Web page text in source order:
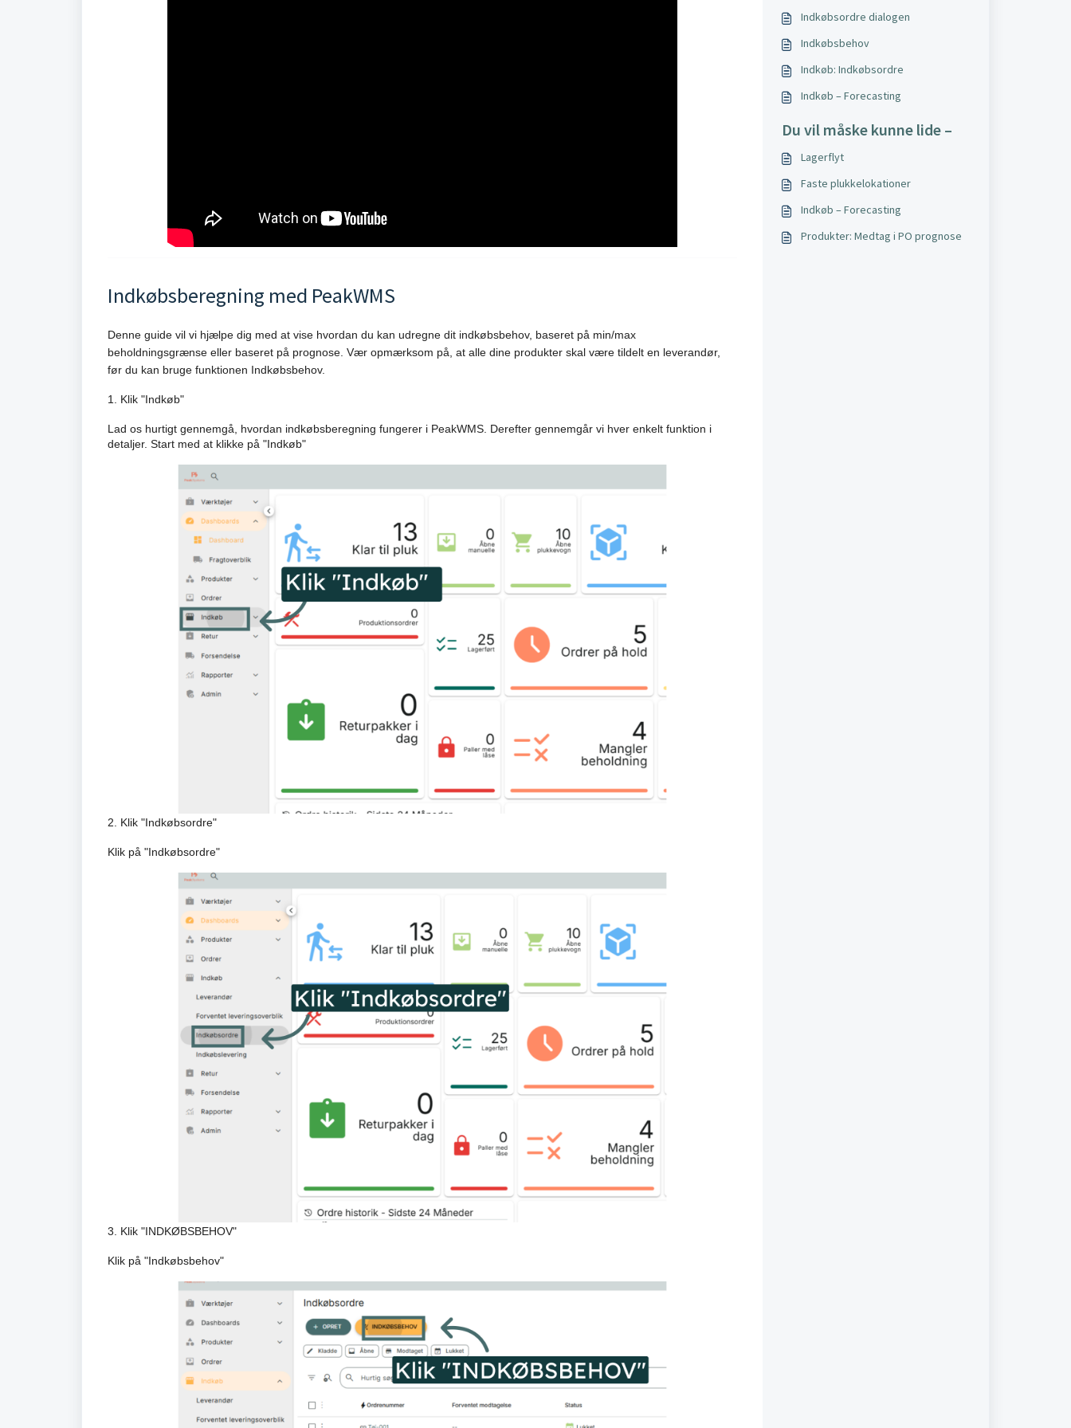
Indkøbsberegning med PeakWMS
Denne guide vil vi hjælpe dig med at vise hvordan du kan udregne dit indkøbsbehov, baseret på min/max
beholdningsgrænse eller baseret på prognose. Vær opmærksom på, at alle dine produkter skal være tildelt en leverandør,
før du kan bruge funktionen Indkøbsbehov.
1. Klik "Indkøb"
Lad os hurtigt gennemgå, hvordan indkøbsberegning fungerer i PeakWMS. Derefter gennemgår vi hver enkelt funktion i
detaljer. Start med at klikke på "Indkøb"
2. Klik "Indkøbsordre"
Klik på "Indkøbsordre"
3. Klik "INDKØBSBEHOV"
Klik på "Indkøbsbehov"
Indkøbsordre dialogen
Indkøbsbehov
Indkøb: Indkøbsordre
Indkøb – Forecasting
Du vil måske kunne lide –
Lagerflyt
Faste plukkelokationer
Indkøb – Forecasting
Produkter: Medtag i PO prognose